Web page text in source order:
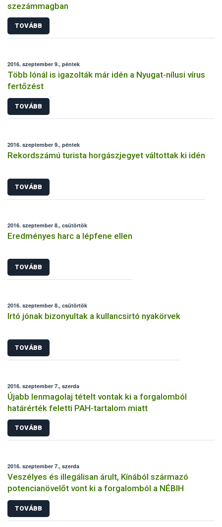
szezámmagban
TOVÁBB
2016. szeptember 9., péntek
Több lónál is igazolták már idén a Nyugat-nílusi vírus
fertőzést
TOVÁBB
2016. szeptember 9., péntek
Rekordszámú turista horgászjegyet váltottak ki idén
TOVÁBB
2016. szeptember 8., csütörtök
Eredményes harc a lépfene ellen
TOVÁBB
2016. szeptember 8., csütörtök
Irtó jónak bizonyultak a kullancsirtó nyakörvek
TOVÁBB
2016. szeptember 7., szerda
Újabb lenmagolaj tételt vontak ki a forgalomból
határérték feletti PAH-tartalom miatt
TOVÁBB
2016. szeptember 7., szerda
Veszélyes és illegálisan árult, Kínából származó
potencianövelőt vont ki a forgalomból a NÉBIH
TOVÁBB